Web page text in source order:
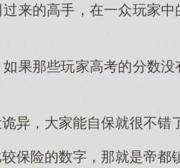
来的高手，在一众玩家
果那些玩家高考的分数
异，大家能自保就很不错
保险的数字，那就是帝都